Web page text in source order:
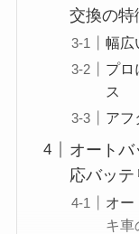
交換の特
幅広
プロ
ス
アフ
オート
応バッテ
オー
キ車